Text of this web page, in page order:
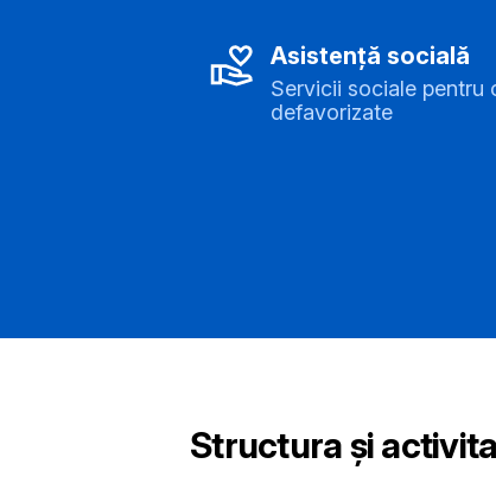
Asistență socială
Servicii sociale pentru
defavorizate
Structura și